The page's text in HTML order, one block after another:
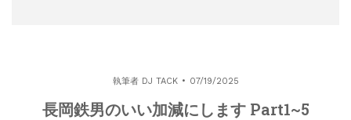
執筆者 DJ TACK 07/19/2025
長岡鉄男のいい加減にします Part1~5